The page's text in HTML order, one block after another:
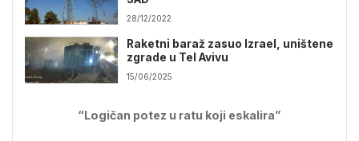
28/12/2022
Raketni baraž zasuo Izrael, uništene
zgrade u Tel Avivu
15/06/2025
“Logičan potez u ratu koji eskalira”